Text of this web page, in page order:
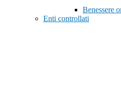
Benessere
Enti controllati